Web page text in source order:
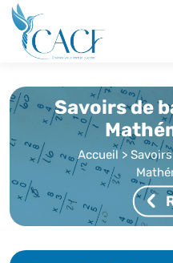
Savoirs de
Accueil>